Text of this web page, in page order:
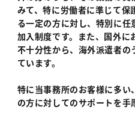
みて、特に労働者に準じて
る一定の方に対し、特別に
加入制度です。また、国外に
不十分性から、海外派遣者
ています。
特に当事務所のお客様に多
の方に対してのサポートを手